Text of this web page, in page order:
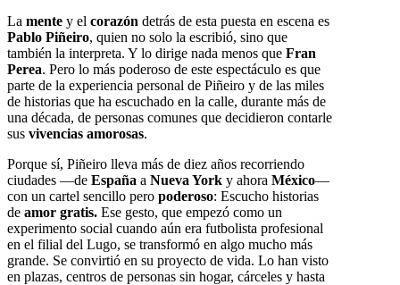
La mente y el corazón detrás de esta puesta en escena es
Pablo Piñeiro, quien no solo la escribió, sino que
también la interpreta. Y lo dirige nada menos que Fran
Perea. Pero lo más poderoso de este espectáculo es que
parte de la experiencia personal de Piñeiro y de las miles
de historias que ha escuchado en la calle, durante más de
una década, de personas comunes que decidieron contarle
sus vivencias amorosas.
Porque sí, Piñeiro lleva más de diez años recorriendo
ciudades —de España a Nueva York y ahora México—
con un cartel sencillo pero poderoso: Escucho historias
de amor gratis. Ese gesto, que empezó como un
experimento social cuando aún era futbolista profesional
en el filial del Lugo, se transformó en algo mucho más
grande. Se convirtió en su proyecto de vida. Lo han visto
en plazas, centros de personas sin hogar, cárceles y hasta